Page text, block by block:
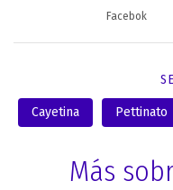
Facebok
Cayetina Pettinato
Más